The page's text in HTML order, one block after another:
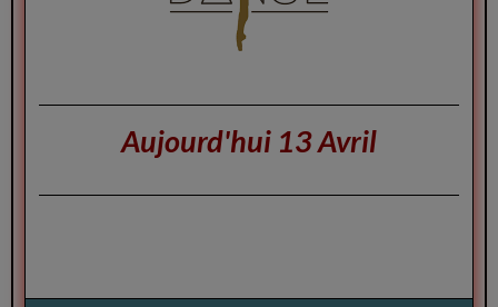
Aujourd'hui 13 Avril